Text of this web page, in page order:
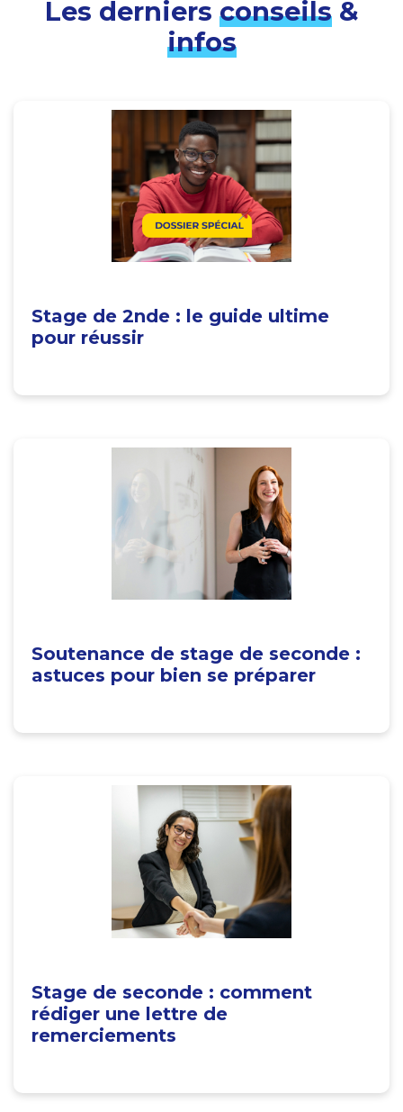
Les derniers conseils&
infos
Stage de 2nde : le guide ultime
pour réussir
Soutenance de stage de seconde :
astuces pour bien se préparer
Stage de seconde : comment
rédiger une lettre de
remerciements